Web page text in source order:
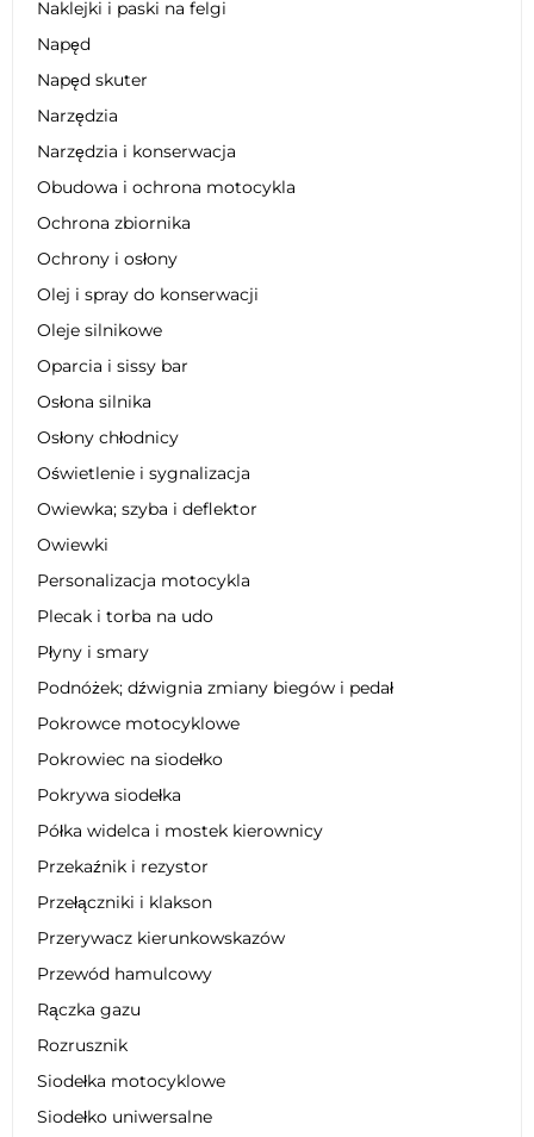
Naklejki i paski na felgi
Napęd
Napęd skuter
Narzędzia
Narzędzia i konserwacja
Obudowa i ochrona motocykla
Ochrona zbiornika
Ochrony i osłony
Olej i spray do konserwacji
Oleje silnikowe
Oparcia i sissy bar
Osłona silnika
Osłony chłodnicy
Oświetlenie i sygnalizacja
Owiewka; szyba i deflektor
Owiewki
Personalizacja motocykla
Plecak i torba na udo
Płyny i smary
Podnóżek; dźwignia zmiany biegów i pedał
Pokrowce motocyklowe
Pokrowiec na siodełko
Pokrywa siodełka
Półka widelca i mostek kierownicy
Przekaźnik i rezystor
Przełączniki i klakson
Przerywacz kierunkowskazów
Przewód hamulcowy
Rączka gazu
Rozrusznik
Siodełka motocyklowe
Siodełko uniwersalne